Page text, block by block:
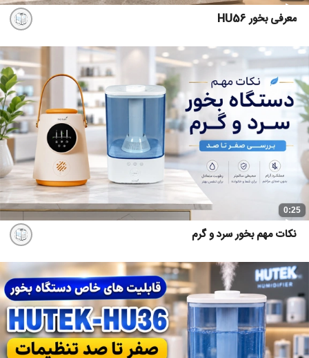
معرفی بخور HU56
0:25
نکات مهم بخور سرد و گرم